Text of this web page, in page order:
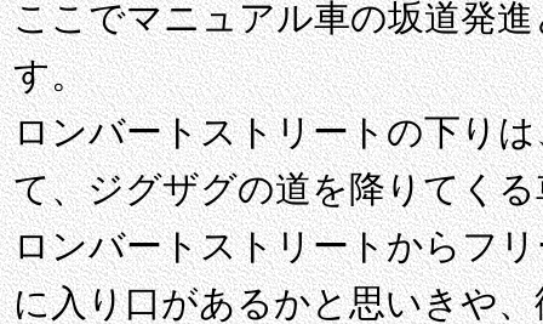
ここでマニュアル車の坂道発
す。
ロンバートストリートの下り
て、ジグザグの道を降りてく
ロンバートストリートからフ
に入り口があるかと思いきや